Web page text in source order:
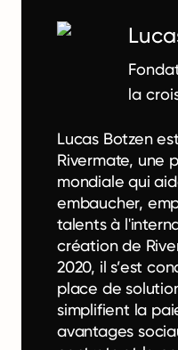
la
Lucas Botzen
Rivermate, une
mondiale qui
embaucher,
talents à
création de
2020, il s’est
place de
simplifient la
avantages